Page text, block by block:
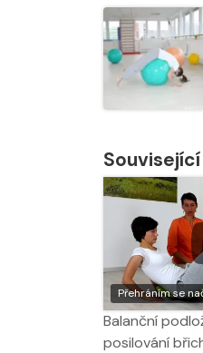
Přehráním se
Balanční
posilování